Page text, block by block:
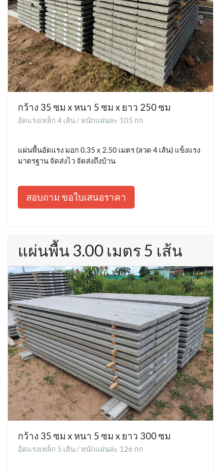
กว้าง 35 ซม x หนา 5 ซม x ยาว 250 ซม
อัดแรงเหล็ก 4 เส้น / หนักแผ่นละ 105 กก
แผ่นพื้นอัดแรง มอก 0.35 x 2.50 เมตร (ลวด 4 เส้น) แข็งแรง
มาตรฐาน จัดส่งไว จัดส่งถึงบ้าน
สอบถาม ขอใบเสนอราคา
แผ่นพื้น 3.00 เมตร 5 เส้น
กว้าง 35 ซม x หนา 5 ซม x ยาว 300 ซม
อัดแรงเหล็ก 5 เส้น / หนักแผ่นละ 126 กก